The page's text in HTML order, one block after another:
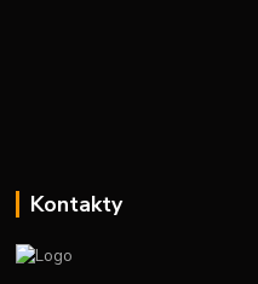
Kontakty